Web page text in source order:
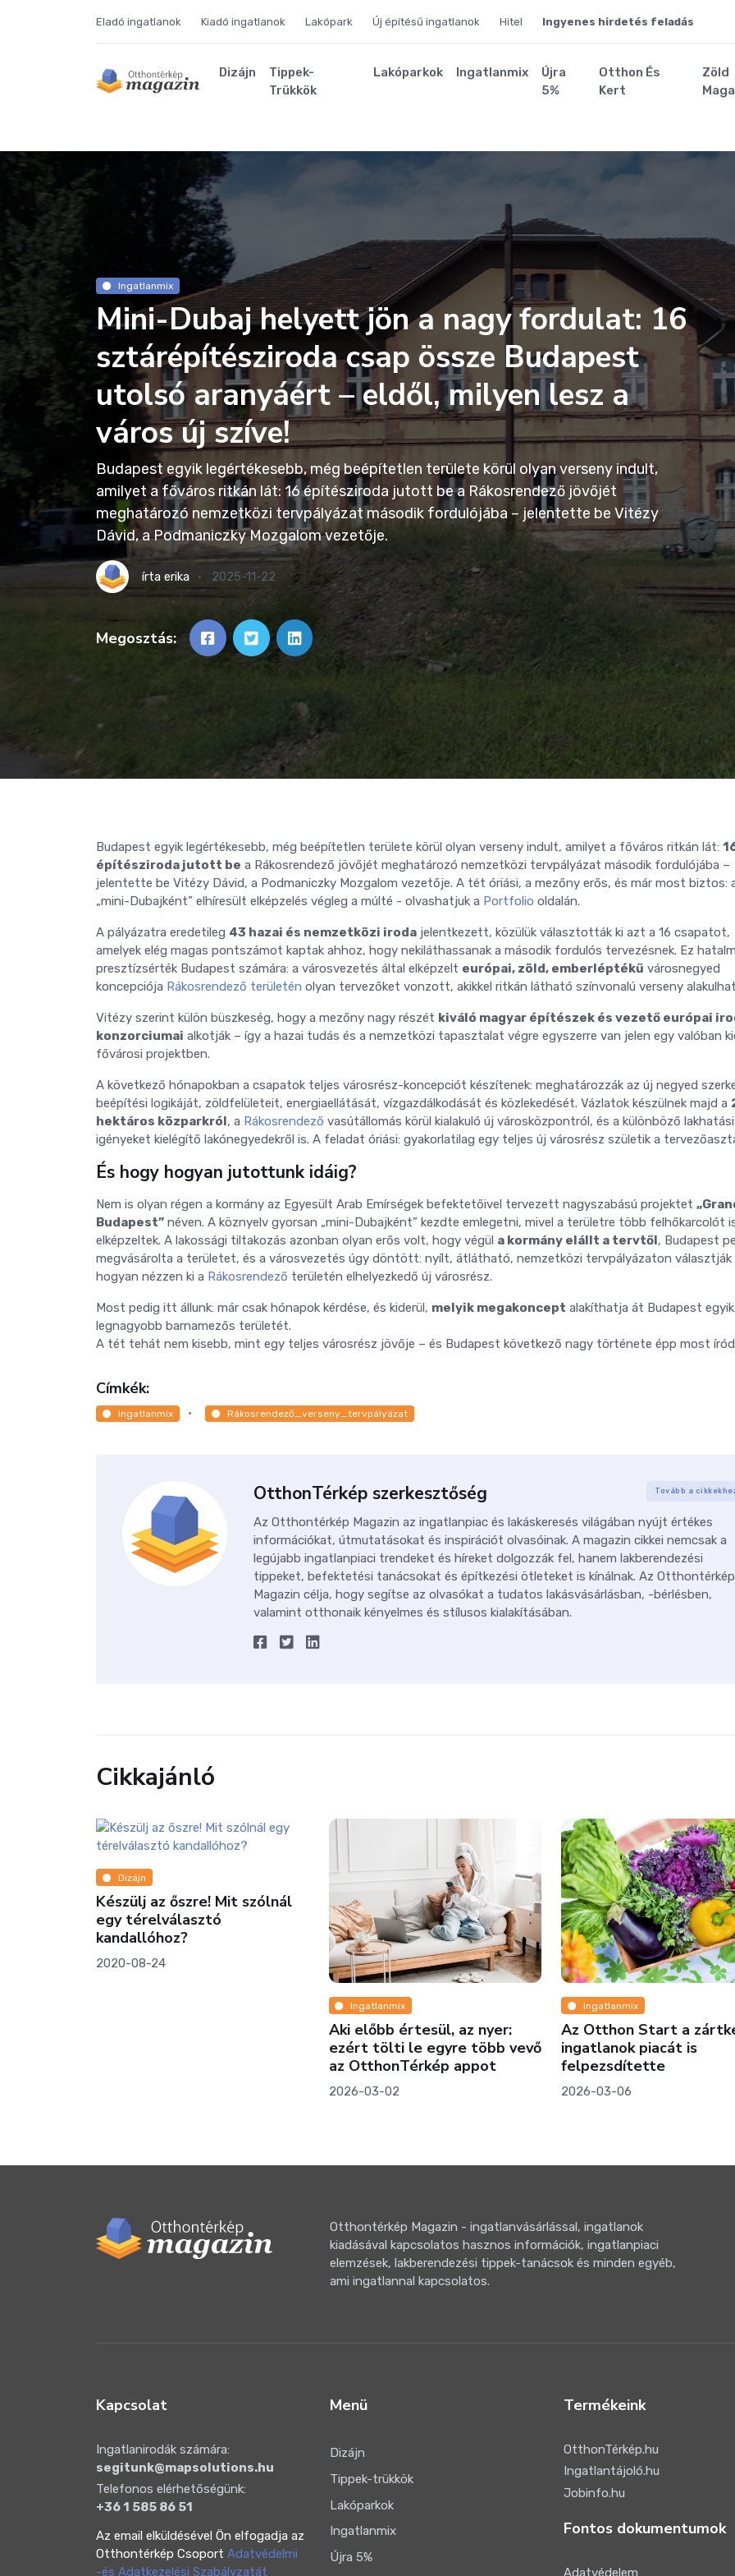
Eladó ingatlanok Kiadó ingatlanok Lakópark Új építésű ingatlanok Hitel Ingyenes hirdetés feladás
Dizájn
Tippek-
Trükkök
Lakóparkok Ingatlanmix
Újra
5%
Otthon És
Kert
Zöld
Ingatlanmix
Mini-Dubaj helyett jön a nagy fordulat: 16
sztárépítésziroda csap össze Budapest
utolsó aranyáért – eldől, milyen lesz a
város új szíve!
Budapest egyik legértékesebb, még beépítetlen területe körül olyan verseny indult,
amilyet a főváros ritkán lát: 16 építésziroda jutott be a Rákosrendező jövőjét
meghatározó nemzetközi tervpályázat második fordulójába – jelentette be Vitézy
Dávid, a Podmaniczky Mozgalom vezetője.
írta erika 2025-11-22
Megosztás:
Budapest egyik legértékesebb, még beépítetlen területe körül olyan verseny indult, amilyet a főváros ritkán lát:
építésziroda jutott be a Rákosrendező jövőjét meghatározó nemzetközi tervpályázat második fordulójába –
jelentette be Vitézy Dávid, a Podmaniczky Mozgalom vezetője. A tét óriási, a mezőny erős, és már most biztos:
„mini-Dubajként” elhíresült elképzelés végleg a múlté - olvashatjuk a Portfolio oldalán.
A pályázatra eredetileg 43 hazai és nemzetközi iroda jelentkezett, közülük választották ki azt a 16 csapatot,
amelyek elég magas pontszámot kaptak ahhoz, hogy nekiláthassanak a második fordulós tervezésnek. Ez
presztízsérték Budapest számára: a városvezetés által elképzelt európai, zöld, emberléptékű városnegyed
koncepciója Rákosrendező területén olyan tervezőket vonzott, akikkel ritkán látható színvonalú verseny
Vitézy szerint külön büszkeség, hogy a mezőny nagy részét kiváló magyar építészek és vezető európai
konzorciumai alkotják – így a hazai tudás és a nemzetközi tapasztalat végre egyszerre van jelen egy valóban
fővárosi projektben.
A következő hónapokban a csapatok teljes városrész-koncepciót készítenek: meghatározzák az új negyed
beépítési logikáját, zöldfelületeit, energiaellátását, vízgazdálkodását és közlekedését. Vázlatok készülnek majd a
hektáros közparkról, a Rákosrendező vasútállomás körül kialakuló új városközpontról, és a különböző lakhatási
igényeket kielégítő lakónegyedekről is. A feladat óriási: gyakorlatilag egy teljes új városrész születik a
És hogy hogyan jutottunk idáig?
Nem is olyan régen a kormány az Egyesült Arab Emírségek befektetőivel tervezett nagyszabású projektet
Budapest” néven. A köznyelv gyorsan „mini-Dubajként” kezdte emlegetni, mivel a területre több felhőkarcolót
elképzeltek. A lakossági tiltakozás azonban olyan erős volt, hogy végül a kormány elállt a tervtől, Budapest
megvásárolta a területet, és a városvezetés úgy döntött: nyílt, átlátható, nemzetközi tervpályázaton választják
hogyan nézzen ki a Rákosrendező területén elhelyezkedő új városrész.
Most pedig itt állunk: már csak hónapok kérdése, és kiderül, melyik megakoncept alakíthatja át Budapest egyik
legnagyobb barnamezős területét.
A tét tehát nem kisebb, mint egy teljes városrész jövője – és Budapest következő nagy története épp most
Címkék:
Ingatlanmix Rákosrendező_verseny_tervpályázat
OtthonTérkép szerkesztőség Tovább a
Az Otthontérkép Magazin az ingatlanpiac és lakáskeresés világában nyújt értékes
információkat, útmutatásokat és inspirációt olvasóinak. A magazin cikkei nemcsak a
legújabb ingatlanpiaci trendeket és híreket dolgozzák fel, hanem lakberendezési
tippeket, befektetési tanácsokat és építkezési ötleteket is kínálnak. Az Otthontérkép
Magazin célja, hogy segítse az olvasókat a tudatos lakásvásárlásban, -bérlésben,
valamint otthonaik kényelmes és stílusos kialakításában.
Cikkajánló
Dizájn
Készülj az őszre! Mit szólnál
egy térelválasztó
kandallóhoz?
2020-08-24
Ingatlanmix
Aki előbb értesül, az nyer:
ezért tölti le egyre több vevő
az OtthonTérkép appot
2026-03-02
Ingatlanmix
Az Otthon Start a
ingatlanok piacát is
felpezsdítette
2026-03-06
Otthontérkép Magazin - ingatlanvásárlással, ingatlanok
kiadásával kapcsolatos hasznos információk, ingatlanpiaci
elemzések, lakberendezési tippek-tanácsok és minden egyéb,
ami ingatlannal kapcsolatos.
Kapcsolat
Ingatlanirodák számára:
segitunk@mapsolutions.hu
Telefonos elérhetőségünk:
+36 1 585 86 51
Az email elküldésével Ön elfogadja az
Otthontérkép Csoport Adatvédelmi
-és Adatkezelési Szabályzatát
Menü
Dizájn
Tippek-trükkök
Lakóparkok
Ingatlanmix
Újra 5%
Termékeink
OtthonTérkép.hu
Ingatlantájoló.hu
Jobinfo.hu
Fontos dokumentumok
Adatvédelem